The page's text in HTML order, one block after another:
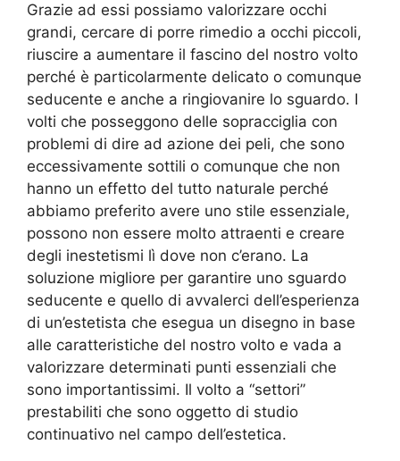
Grazie ad essi possiamo valorizzare occhi
grandi, cercare di porre rimedio a occhi piccoli,
riuscire a aumentare il fascino del nostro volto
perché è particolarmente delicato o comunque
seducente e anche a ringiovanire lo sguardo. I
volti che posseggono delle sopracciglia con
problemi di dire ad azione dei peli, che sono
eccessivamente sottili o comunque che non
hanno un effetto del tutto naturale perché
abbiamo preferito avere uno stile essenziale,
possono non essere molto attraenti e creare
degli inestetismi lì dove non c’erano. La
soluzione migliore per garantire uno sguardo
seducente e quello di avvalerci dell’esperienza
di un’estetista che esegua un disegno in base
alle caratteristiche del nostro volto e vada a
valorizzare determinati punti essenziali che
sono importantissimi. Il volto a “settori”
prestabiliti che sono oggetto di studio
continuativo nel campo dell’estetica.